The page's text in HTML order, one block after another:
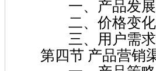
一、产品发展
二、价格变化
三、用户需求
第四节 产品营销